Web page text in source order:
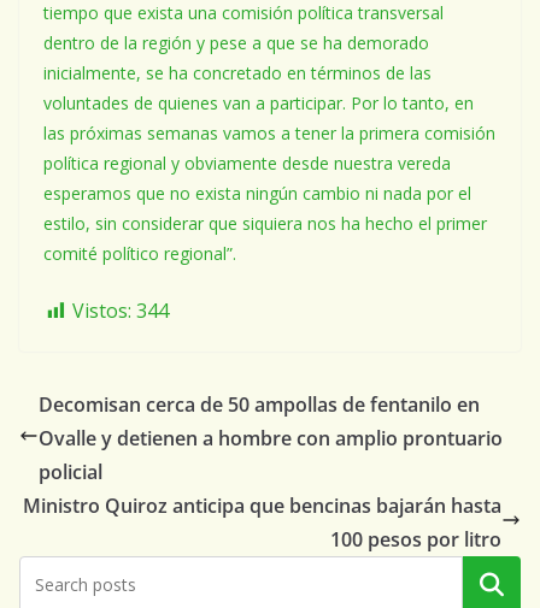
tiempo que exista una comisión política transversal
dentro de la región y pese a que se ha demorado
inicialmente, se ha concretado en términos de las
voluntades de quienes van a participar. Por lo tanto, en
las próximas semanas vamos a tener la primera comisión
política regional y obviamente desde nuestra vereda
esperamos que no exista ningún cambio ni nada por el
estilo, sin considerar que siquiera nos ha hecho el primer
comité político regional”.
Vistos: 344
Decomisan cerca de 50 ampollas de fentanilo en
Ovalle y detienen a hombre con amplio prontuario
policial
Ministro Quiroz anticipa que bencinas bajarán hasta
100 pesos por litro
Buscar